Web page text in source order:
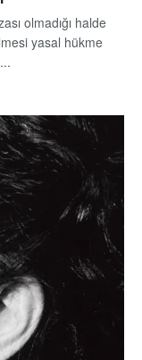
olmadığı halde
yasal hükme